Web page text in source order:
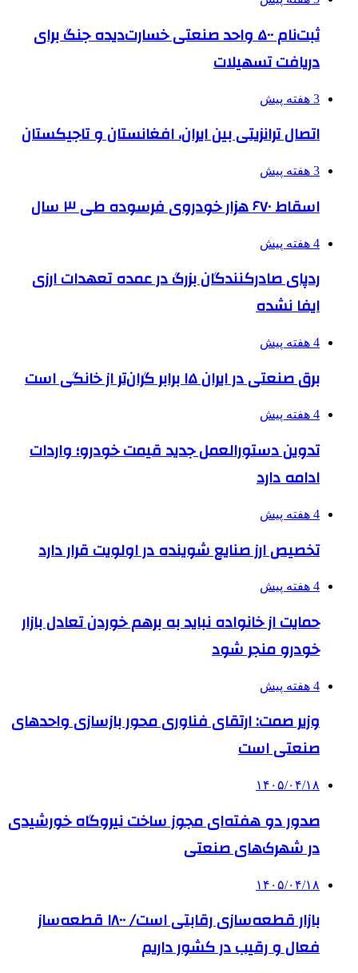
ثبت‌نام ۵۰۰ واحد صنعتی خسارت‌دیده جنگ برای
دریافت تسهیلات
3 هفته پیش
اتصال ترانزیتی بین ایران، افغانستان و تاجیکستان
3 هفته پیش
اسقاط ۶۷۰ هزار خودروی فرسوده طی ۳ سال
4 هفته پیش
ردپای صادرکنندگان بزرگ در عمده تعهدات ارزی
ایفا نشده
4 هفته پیش
برق صنعتی در ایران ۱۵ برابر گران‌تر از خانگی است
4 هفته پیش
تدوین دستورالعمل جدید قیمت خودرو؛ واردات
ادامه دارد
4 هفته پیش
تخصیص ارز صنایع شوینده در اولویت قرار دارد
4 هفته پیش
حمایت از خانواده نباید به برهم خوردن تعادل بازار
خودرو منجر شود
4 هفته پیش
وزیر صمت: ارتقای فناوری محور بازسازی واحدهای
صنعتی است
۱۴۰۵/۰۴/۱۸
صدور دو هفته‌ای مجوز ساخت نیروگاه خورشیدی
در شهرک‌های صنعتی
۱۴۰۵/۰۴/۱۸
بازار قطعه‌سازی رقابتی است/ ۱۸۰۰ قطعه‌ساز
فعال و رقیب در کشور داریم